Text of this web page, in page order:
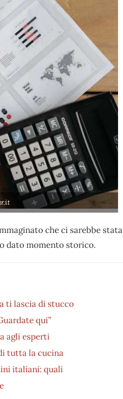
che ci sarebbe stata
dato momento storico.
ti lascia di stucco
qui”
agli esperti
tutta la cucina
italiani: quali